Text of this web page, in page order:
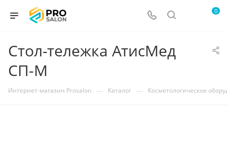
0
Стол-тележка АтисМед
СП-М
Интернет-магазин Prosalon — Каталог — Косметологическое